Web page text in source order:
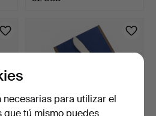
para utilizar el
que tú mismo puedes